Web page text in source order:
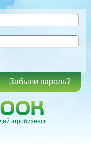
Забыли пароль?
агробизнеса